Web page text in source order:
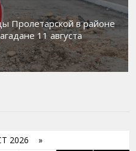
Пролетарской в районе
11 августа
2026 »